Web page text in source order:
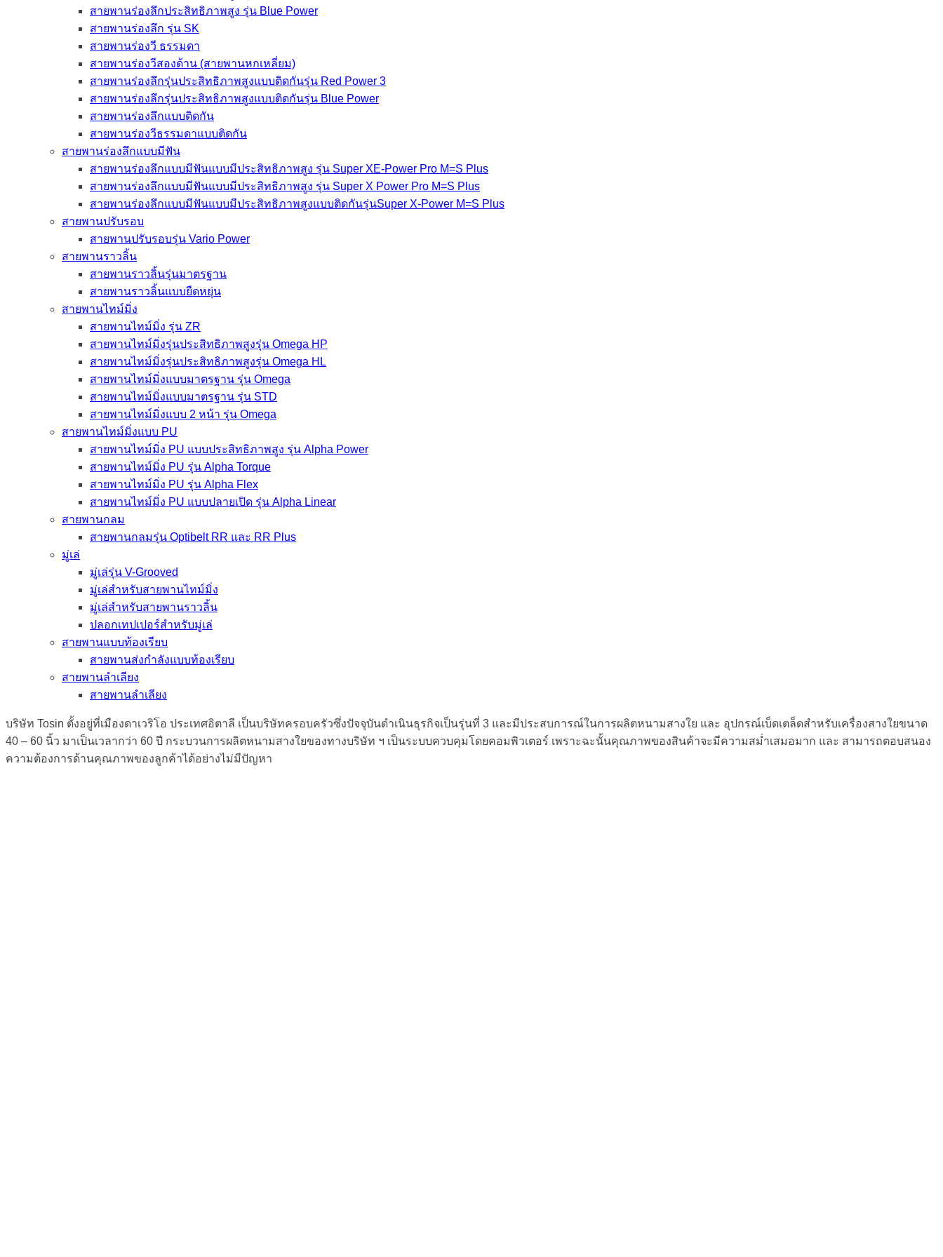
สายพานร่องลึกประสิทธิภาพสูง รุ่น Blue Power
สายพานร่องลึก รุ่น SK
สายพานร่องวี ธรรมดา
สายพานร่องวีสองด้าน (สายพานหกเหลี่ยม)
สายพานร่องลึกรุ่นประสิทธิภาพสูงแบบติดกันรุ่น Red Power 3
สายพานร่องลึกรุ่นประสิทธิภาพสูงแบบติดกันรุ่น Blue Power
สายพานร่องลึกแบบติดกัน
สายพานร่องวีธรรมดาแบบติดกัน
สายพานร่องลึกแบบมีฟัน
สายพานร่องลึกแบบมีฟันแบบมีประสิทธิภาพสูง รุ่น Super XE-Power Pro M=S Plus
สายพานร่องลึกแบบมีฟันแบบมีประสิทธิภาพสูง รุ่น Super X Power Pro M=S Plus
สายพานร่องลึกแบบมีฟันแบบมีประสิทธิภาพสูงแบบติดกันรุ่นSuper X-Power M=S Plus
สายพานปรับรอบ
สายพานปรับรอบรุ่น Vario Power
สายพานราวลิ้น
สายพานราวลิ้นรุ่นมาตรฐาน
สายพานราวลิ้นแบบยืดหยุ่น
สายพานไทม์มิ่ง
สายพานไทม์มิ่ง รุ่น ZR
สายพานไทม์มิ่งรุ่นประสิทธิภาพสูงรุ่น Omega HP
สายพานไทม์มิ่งรุ่นประสิทธิภาพสูงรุ่น Omega HL
สายพานไทม์มิ่งแบบมาตรฐาน รุ่น Omega
สายพานไทม์มิ่งแบบมาตรฐาน รุ่น STD
สายพานไทม์มิ่งแบบ 2 หน้า รุ่น Omega
สายพานไทม์มิ่งแบบ PU
สายพานไทม์มิ่ง PU แบบประสิทธิภาพสูง รุ่น Alpha Power
สายพานไทม์มิ่ง PU รุ่น Alpha Torque
สายพานไทม์มิ่ง PU รุ่น Alpha Flex
สายพานไทม์มิ่ง PU แบบปลายเปิด รุ่น Alpha Linear
สายพานกลม
สายพานกลมรุ่น Optibelt RR และ RR Plus
มู่เล่
มู่เล่รุ่น V-Grooved
มู่เล่สำหรับสายพานไทม์มิ่ง
มู่เล่สำหรับสายพานราวลิ้น
ปลอกเทปเปอร์สำหรับมู่เล่
สายพานแบบท้องเรียบ
สายพานส่งกำลังแบบท้องเรียบ
สายพานลำเลียง
สายพานลำเลียง
บริษัท Tosin ตั้งอยู่ที่เมืองดาเวริโอ ประเทศอิตาลี เป็นบริษัทครอบครัวซึ่งปัจจุบันดำเนินธุรกิจเป็นรุ่นที่ 3 และมีประสบการณ์ในการผลิตหนามสางใย และ อุปกรณ์เบ็ดเตล็ดสำหรับเครื่องสางใยขนาด
40 – 60 นิ้ว มาเป็นเวลากว่า 60 ปี กระบวนการผลิตหนามสางใยของทางบริษัท ฯ เป็นระบบควบคุมโดยคอมพิวเตอร์ เพราะฉะนั้นคุณภาพของสินค้าจะมีความสม่ำเสมอมาก และ สามารถตอบสนอง
ความต้องการด้านคุณภาพของลูกค้าได้อย่างไม่มีปัญหา